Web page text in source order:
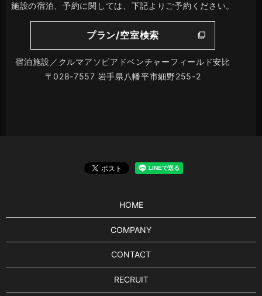
施設の宿泊、予約に関しては、下記よりご予約ください。
プラン/空室検索
宿泊施設／クルマアソビアドベンチャーフィールド安比
〒028-7557 岩手県八幡平市細野255-2
HOME
COMPANY
CONTACT
RECRUIT